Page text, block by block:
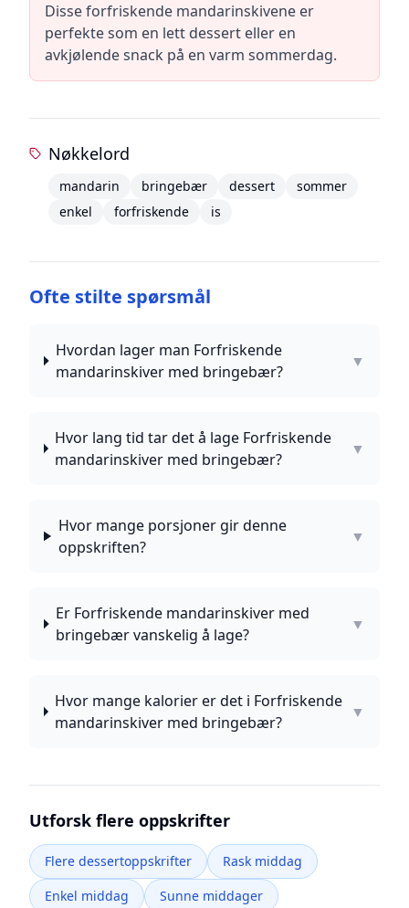
Disse forfriskende mandarinskivene er
perfekte som en lett dessert eller en
avkjølende snack på en varm sommerdag.
Nøkkelord
mandarin bringebær dessert
sommer
enkel
forfriskende is
Ofte stilte spørsmål
Hvordan lager man Forfriskende
mandarinskiver med bringebær?
▼
Hvor lang tid tar det å lage Forfriskende
mandarinskiver med bringebær?
▼
Hvor mange porsjoner gir denne
oppskriften?
▼
Er Forfriskende mandarinskiver med
bringebær vanskelig å lage?
▼
Hvor mange kalorier er det i Forfriskende
mandarinskiver med bringebær?
▼
Utforsk flere oppskrifter
Flere dessertoppskrifter
Rask middag
Enkel middag
Sunne middager